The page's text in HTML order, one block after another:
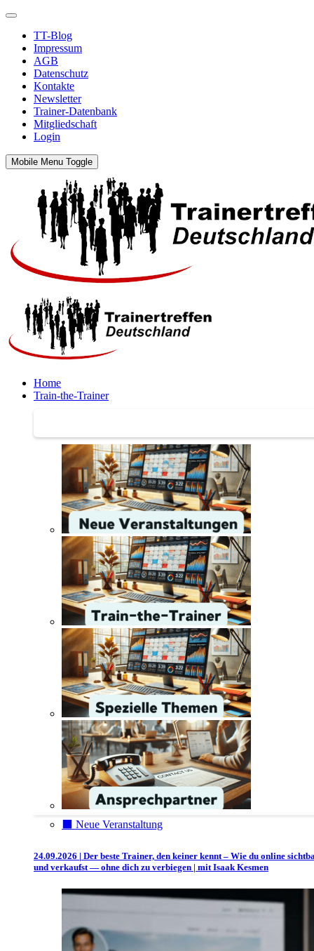
TT-Blog
Impressum
AGB
Datenschutz
Kontakte
Newsletter
Trainer-Datenbank
Mitgliedschaft
Login
Mobile Menu Toggle
Home
Train-the-Trainer
⬛️ Neue Veranstaltung
24.09.2026 | Der beste Trainer, den keiner kennt – Wie du online
und verkaufst — ohne dich zu verbiegen | mit Isaak Kesmen